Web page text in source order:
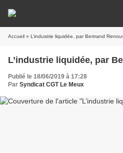
Accueil » L’industrie liquidée, par Bertrand
L’industrie liquidée, par
Publié le 18/06/2019 à 17:28
Par Syndicat CGT Le Meux